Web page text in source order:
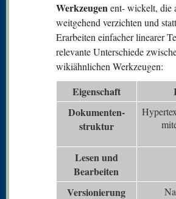
Werkzeugenent- wickelt, die
weitgehend verzichten und
Erarbeiten einfacher linearer
relevante Unterschiede
wikiähnlichen Werkzeugen:
Eigenschaft
Dokumenten-
struktur
Lesen und
Bearbeiten
Versionierung